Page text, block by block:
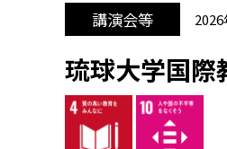
講演会等
琉球大学国際